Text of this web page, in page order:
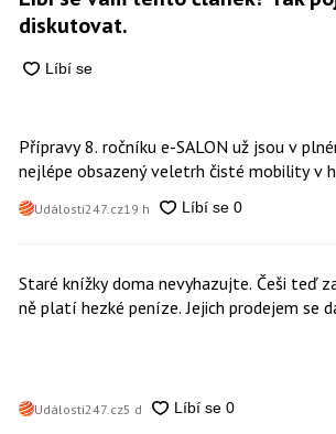
diskutovat.
Přípravy 8. ročníku e-SALON už jsou v
nejlépe obsazený veletrh čisté mobility v
Události247.cz19 h
Staré knížky doma nevyhazujte. Češi teď
ně platí hezké peníze. Jejich prodejem se
Události247.cz5 d